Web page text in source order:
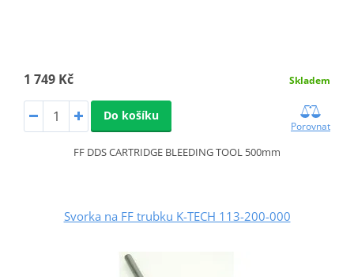
1 749 Kč Skladem
Do košíku
Porovnat
FF DDS CARTRIDGE BLEEDING TOOL 500mm
Svorka na FF trubku K-TECH 113-200-000